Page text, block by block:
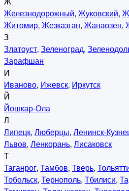
Железнодорожный, Жуковский,
Житомир, Жезказган, Жанаозен,
З
Златоуст, Зеленоград,
Зарафшан
И
Иваново, Ижевск, Иркутск
Й
Йошкар-Ола
Л
Липецк, Люберцы, Ленинск-
Львов, Ленкорань, Лисаковск
Т
Таганрог, Тамбов, Тверь,
Тобольск, Тернополь, Тбилиси,